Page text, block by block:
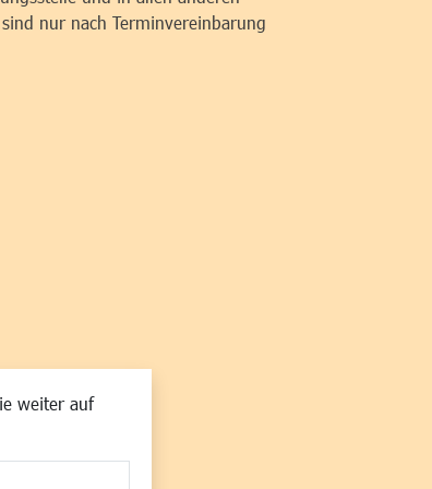
weiter auf
sind nur nach Terminvereinbarung